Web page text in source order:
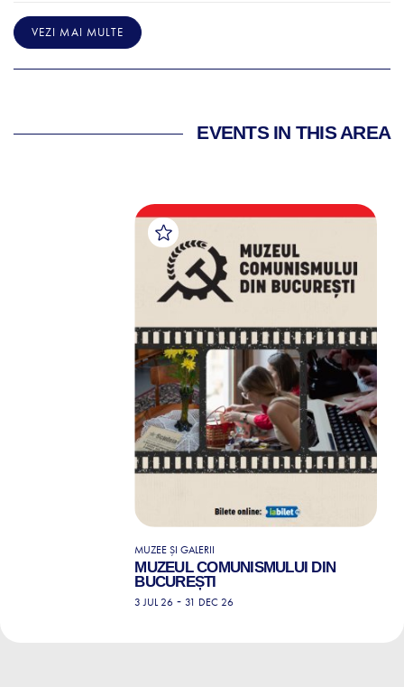
VEZI MAI MULTE
EVENTS IN THIS AREA
MUZEE ȘI GALERII
MUZEUL COMUNISMULUI DIN
BUCUREȘTI
3 JUL 26 -31 DEC 26